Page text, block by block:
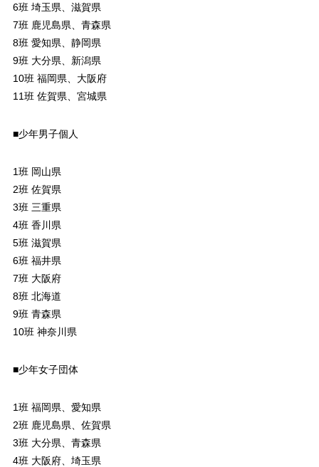
6班 埼玉県、滋賀県
7班 鹿児島県、青森県
8班 愛知県、静岡県
9班 大分県、新潟県
10班 福岡県、大阪府
11班 佐賀県、宮城県
■少年男子個人
1班 岡山県
2班 佐賀県
3班 三重県
4班 香川県
5班 滋賀県
6班 福井県
7班 大阪府
8班 北海道
9班 青森県
10班 神奈川県
■少年女子団体
1班 福岡県、愛知県
2班 鹿児島県、佐賀県
3班 大分県、青森県
4班 大阪府、埼玉県